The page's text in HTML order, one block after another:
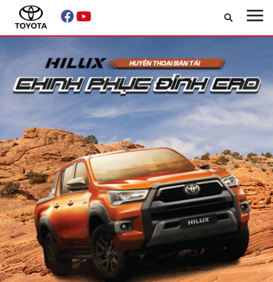
Sản phẩm
Xe đã qua sử dụng
Công nghệ
Dịch vụ
Về Toyota Nankai Vĩnh Phúc
Tin tức & Khuyến mãi
Tìm Đại lý